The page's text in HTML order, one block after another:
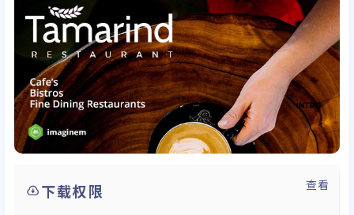
下载权限 查看